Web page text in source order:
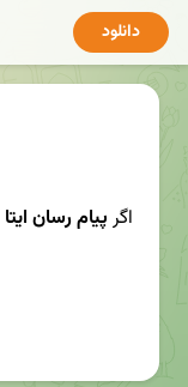
دانلود
اگر پیام رسان ایتا